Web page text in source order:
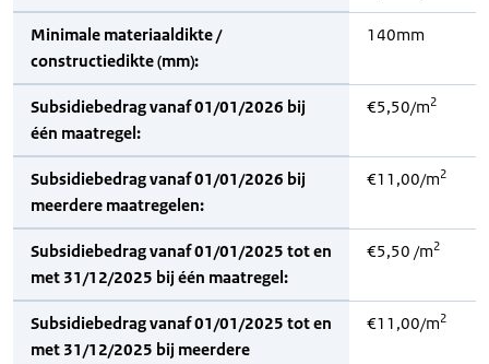
Minimale materiaaldikte /
constructiedikte (mm):
140mm
Subsidiebedrag vanaf 01/01/2026 bij
één maatregel:
€5,50/m2
Subsidiebedrag vanaf 01/01/2026 bij
meerdere maatregelen:
€11,00/m2
Subsidiebedrag vanaf 01/01/2025 tot en
met 31/12/2025 bij één maatregel:
€5,50 /m2
Subsidiebedrag vanaf 01/01/2025 tot en
met 31/12/2025 bij meerdere
€11,00/m2